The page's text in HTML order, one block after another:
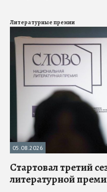
Литературные премии
05.08.2026
Стартовал третий
литературной